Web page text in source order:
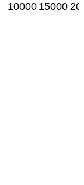
10000 15000